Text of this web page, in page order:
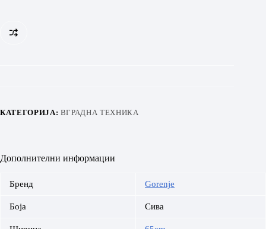
КАТЕГОРИЈА: ВГРАДНА ТЕХНИКА
Дополнителни информации
Бренд Gorenje
Боја Сива